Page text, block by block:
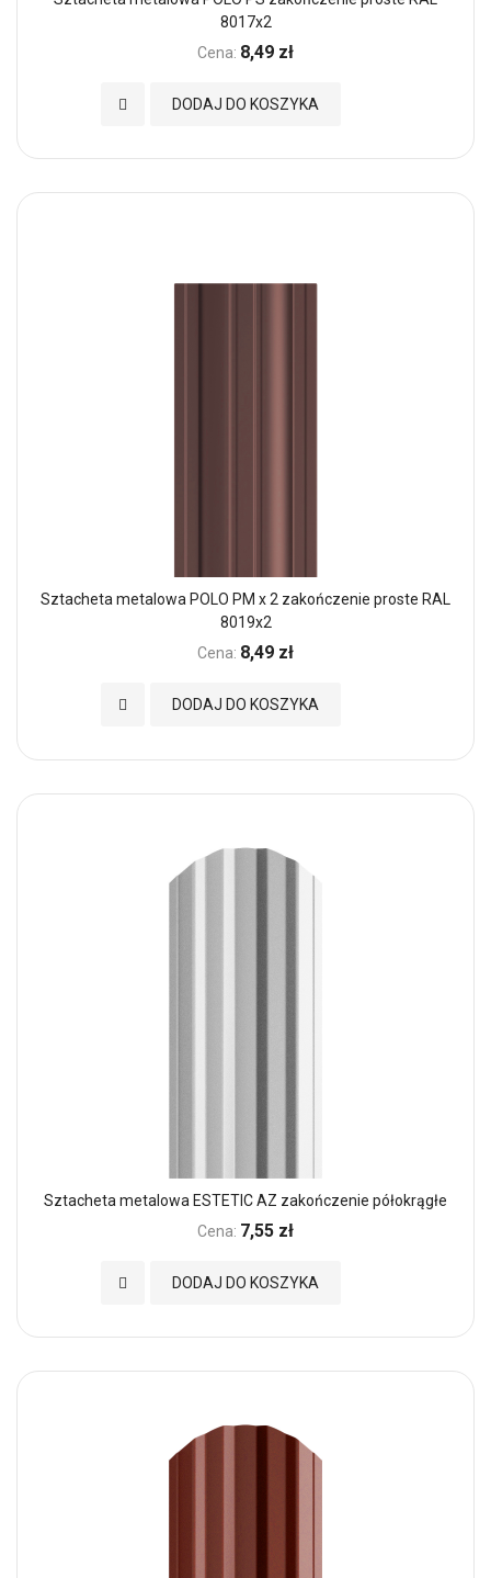
8017x2
Cena: 8,49 zł
DODAJ DO KOSZYKA
Dodaj do Ulubionych
Sztacheta metalowa POLO PM x 2 zakończenie proste RAL
8019x2
Cena: 8,49 zł
DODAJ DO KOSZYKA
Dodaj do Ulubionych
Sztacheta metalowa ESTETIC AZ zakończenie półokrągłe
Cena: 7,55 zł
DODAJ DO KOSZYKA
Dodaj do Ulubionych